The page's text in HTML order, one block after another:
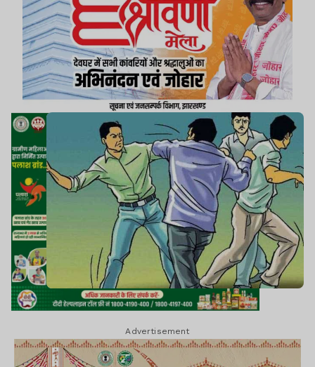
Advertisement